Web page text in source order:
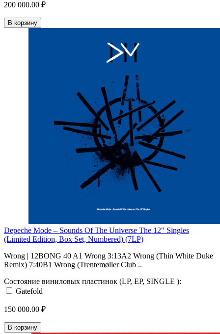
200 000.00 ₽
В корзину
Depeche Mode – Sounds Of The Universe The 12" Singles
(Limited Edition, Box Set, Numbered) (7LP)
Wrong | 12BONG 40 A1 Wrong 3:13A2 Wrong (Thin White Duke
Remix) 7:40B1 Wrong (Trentemøller Club ..
Состояние виниловых пластинок (LP, EP, SINGLE ):
Gatefold
150 000.00 ₽
В корзину